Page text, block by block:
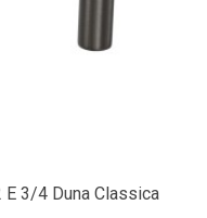
3/4 Duna Classica